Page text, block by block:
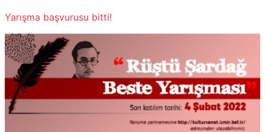
Yarışma başvurusu bitti!